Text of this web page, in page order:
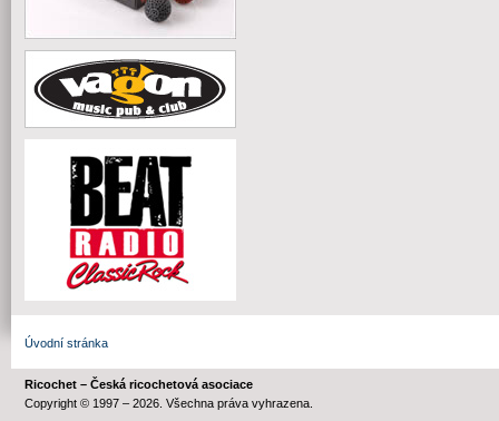
Úvodní stránka
Ricochet – Česká ricochetová asociace
Copyright © 1997 – 2026. Všechna práva vyhrazena.